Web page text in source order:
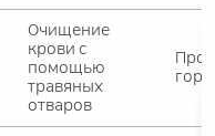
Очищение
крови с
помощью
травяных
отваров